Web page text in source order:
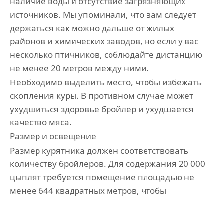
источников. Мы упоминали, что вам следует
держаться как можно дальше от жилых
районов и химических заводов, но если у вас
несколько птичников, соблюдайте дистанцию ​​
не менее 20 метров между ними.
Необходимо выделить место, чтобы избежать
скопления куры. В противном случае может
ухудшиться здоровье бройлер и ухудшается
качество мяса.
Размер и освещение
Размер курятника должен соответствовать
количеству бройлеров. Для содержания 20 000
цыплят требуется помещение площадью не
менее 644 квадратных метров, чтобы